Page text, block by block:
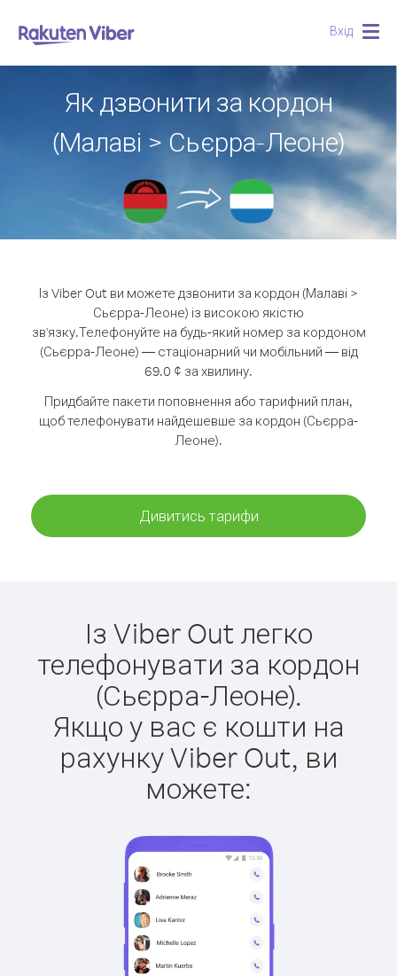
Вхід
Як дзвонити за кордон
(Малаві > Сьєрра-Леоне)
Із Viber Out ви можете дзвонити за кордон (Малаві >
Сьєрра-Леоне) із високою якістю
зв'язку.Телефонуйте на будь-який номер за кордоном
(Сьєрра-Леоне) — стаціонарний чи мобільний — від
69.0 ¢ за хвилину.
Придбайте пакети поповнення або тарифний план,
щоб телефонувати найдешевше за кордон (Сьєрра-
Леоне).
Дивитись тарифи
Із Viber Out легко
телефонувати за кордон
(Сьєрра-Леоне).
Якщо у вас є кошти на
рахунку Viber Out, ви
можете: